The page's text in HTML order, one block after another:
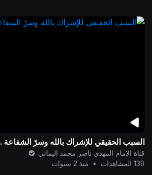
السبب الحقيقي للإشراك بالله وسرّ الشفاعة
قناة الامام المهدي ناصر محمد اليماني
139 المشاهدات
• منذ 2 سنوات